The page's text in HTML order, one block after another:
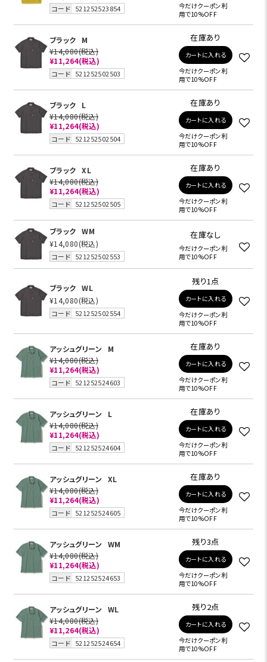
コード 521252523854
今だけクーポン利
用で10%OFF
ブラック
M
¥14,080(税込)
¥11,264(税込)
コード 521252502503
在庫あり
カートに入れる
今だけクーポン利
用で10%OFF
ブラック
L
¥14,080(税込)
¥11,264(税込)
コード 521252502504
在庫あり
カートに入れる
今だけクーポン利
用で10%OFF
ブラック
XL
¥14,080(税込)
¥11,264(税込)
コード 521252502505
在庫あり
カートに入れる
今だけクーポン利
用で10%OFF
ブラック
WM
¥14,080(税込)
コード 521252502553
在庫なし
今だけクーポン利
用で10%OFF
ブラック
WL
¥14,080(税込)
コード 521252502554
残り1点
カートに入れる
今だけクーポン利
用で10%OFF
アッシュグリーン
M
¥14,080(税込)
¥11,264(税込)
コード 521252524603
在庫あり
カートに入れる
今だけクーポン利
用で10%OFF
アッシュグリーン
L
¥14,080(税込)
¥11,264(税込)
コード 521252524604
在庫あり
カートに入れる
今だけクーポン利
用で10%OFF
アッシュグリーン XL
¥14,080(税込)
¥11,264(税込)
コード 521252524605
在庫あり
カートに入れる
今だけクーポン利
用で10%OFF
アッシュグリーン WM
¥14,080(税込)
¥11,264(税込)
コード 521252524653
残り3点
カートに入れる
今だけクーポン利
用で10%OFF
アッシュグリーン WL
¥14,080(税込)
¥11,264(税込)
コード 521252524654
残り2点
カートに入れる
今だけクーポン利
用で10%OFF